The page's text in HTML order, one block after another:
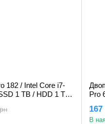
182 / Intel Core i7-
1 TB / HDD 1 TB /
Pro
167
В